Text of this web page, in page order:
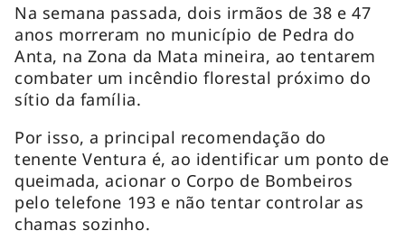
Na semana passada, dois irmãos de 38 e 47
anos morreram no município de Pedra do
Anta, na Zona da Mata mineira, ao tentarem
combater um incêndio florestal próximo do
sítio da família.
Por isso, a principal recomendação do
tenente Ventura é, ao identificar um ponto de
queimada, acionar o Corpo de Bombeiros
pelo telefone 193 e não tentar controlar as
chamas sozinho.